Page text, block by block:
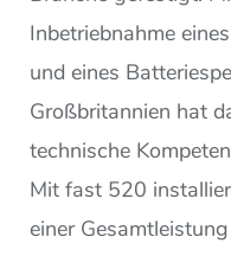
Inbetriebnahme
und eines
Großbritannien hat
technische
Mit fast 520
einer